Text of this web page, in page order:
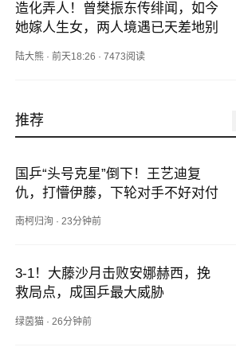
造化弄人！曾樊振东传绯闻，如今
她嫁人生女，两人境遇已天差地别
陆大熊 ·前天18:26 ·7473阅读
推荐
国乒“头号克星”倒下！王艺迪复
仇，打懵伊藤，下轮对手不好对付
南柯归洵 ·23分钟前
3-1！大藤沙月击败安娜赫西，挽
救局点，成国乒最大威胁
绿茵猫 · 26分钟前